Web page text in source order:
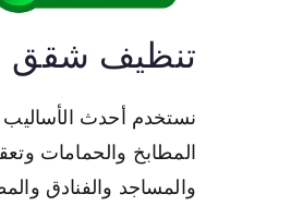
تنظيف شقق
نستخدم أحدث
المطابخ والحمامات
والمساجد والفنادق